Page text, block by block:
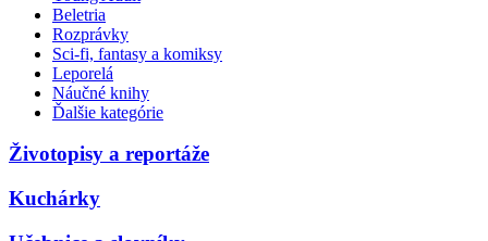
Beletria
Rozprávky
Sci-fi, fantasy a komiksy
Leporelá
Náučné knihy
Ďalšie kategórie
Životopisy a reportáže
Kuchárky